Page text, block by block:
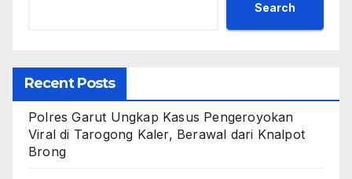
Search
Recent Posts
Polres Garut Ungkap Kasus Pengeroyokan
Viral di Tarogong Kaler, Berawal dari Knalpot
Brong